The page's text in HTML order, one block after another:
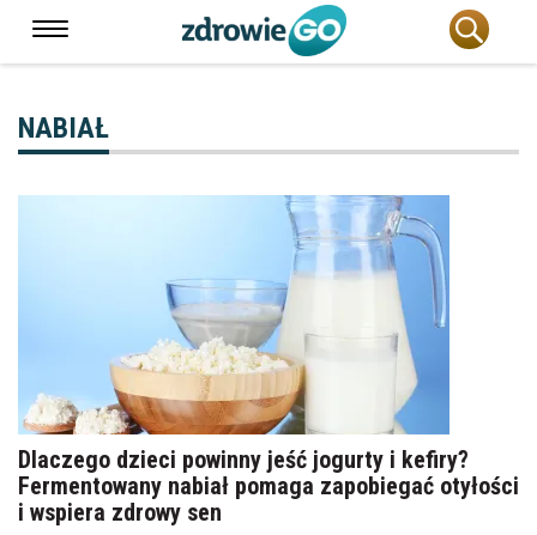
NABIAŁ
Dlaczego dzieci powinny jeść jogurty i kefiry?
Fermentowany nabiał pomaga zapobiegać otyłości
i wspiera zdrowy sen